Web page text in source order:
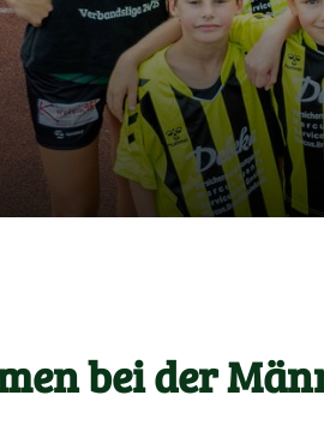
bei der
- Salzgitter